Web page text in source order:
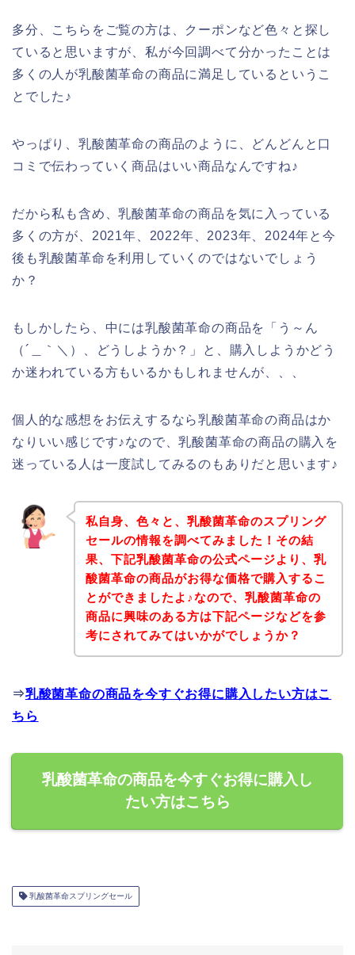
多分、こちらをご覧の方は、クーポンなど色々と探し
ていると思いますが、私が今回調べて分かったことは
多くの人が乳酸菌革命の商品に満足しているというこ
とでした♪
やっぱり、乳酸菌革命の商品のように、どんどんと口
コミで伝わっていく商品はいい商品なんですね♪
だから私も含め、乳酸菌革命の商品を気に入っている
多くの方が、2021年、2022年、2023年、2024年と今
後も乳酸菌革命を利用していくのではないでしょう
か？
もしかしたら、中には乳酸菌革命の商品を「う～ん
（´＿｀＼）、どうしようか？」と、購入しようかどう
か迷われている方もいるかもしれませんが、、、
個人的な感想をお伝えするなら乳酸菌革命の商品はか
なりいい感じです♪なので、乳酸菌革命の商品の購入を
迷っている人は一度試してみるのもありだと思います♪
私自身、色々と、乳酸菌革命のスプリング
セールの情報を調べてみました！その結
果、下記乳酸菌革命の公式ページより、乳
酸菌革命の商品がお得な価格で購入するこ
とができましたよ♪なので、乳酸菌革命の
商品に興味のある方は下記ページなどを参
考にされてみてはいかがでしょうか？
⇒乳酸菌革命の商品を今すぐお得に購入したい方はこ
ちら
乳酸菌革命の商品を今すぐお得に購入し
たい方はこちら
乳酸菌革命スプリングセール